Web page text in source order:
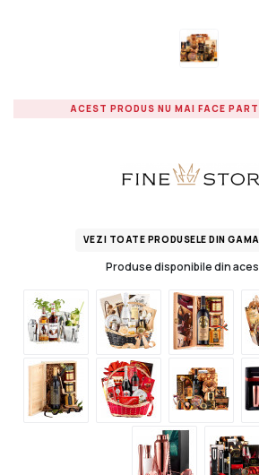
ACEST PRODUS NU MAI FACE
VEZI TOATE PRODUSELE DIN
Produse disponibile din